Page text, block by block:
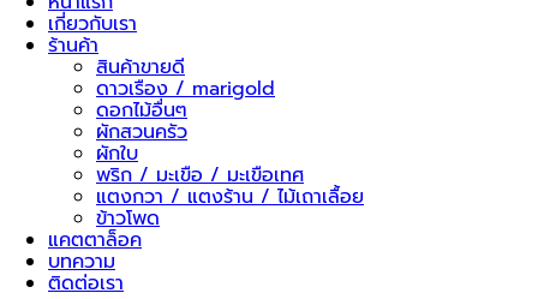
เกี่ยวกับเรา
ร้านค้า
สินค้าขายดี
ดาวเรือง / marigold
ดอกไม้อื่นๆ
ผักสวนครัว
ผักใบ
พริก / มะเขือ / มะเขือเทศ
แตงกวา / แตงร้าน / ไม้เถาเลื้อย
ข้าวโพด
แคตตาล็อค
บทความ
ติดต่อเรา